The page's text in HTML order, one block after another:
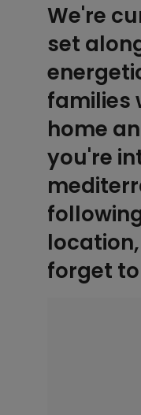
We're
set
families
home
you're
forget